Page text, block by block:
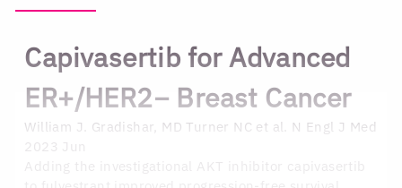
Capivasertib for Advanced
ER+/HER2− Breast Cancer
William J. Gradishar, MD Turner NC et al. N Engl J Med
2023 Jun